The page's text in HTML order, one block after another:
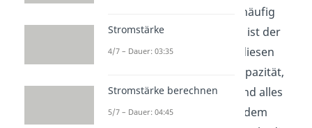
zu speichern. Ein häufig
verwendeter Kondensator ist der
Plattenkondensator
. Für diesen
erklären wir dir hier die Kapazität,
Ladung, elektrische Feld und alles
rund um seine Energie. Zudem
Stromstärke
4/7 – Dauer: 03:35
Stromstärke berechnen
5/7 – Dauer: 04:45